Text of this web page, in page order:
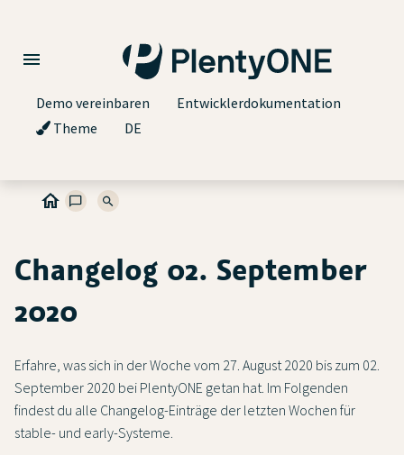
Demo vereinbaren
Entwicklerdokumentation
Theme
DE
Changelog 02. September
2020
Erfahre, was sich in der Woche vom 27. August 2020 bis zum 02.
September 2020 bei PlentyONE getan hat. Im Folgenden
findest du alle Changelog-Einträge der letzten Wochen für
stable- und early-Systeme.